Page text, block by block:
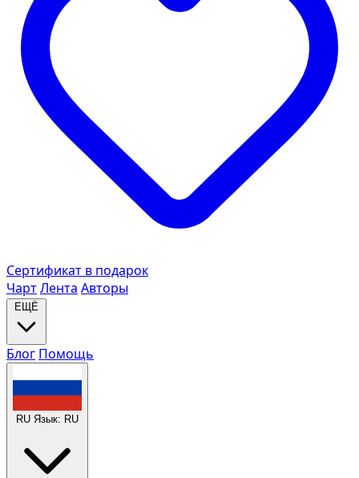
Сертификат в подарок
ЧартЛента Авторы
ЕЩЁ
Блог Помощь
RU Язык: RU